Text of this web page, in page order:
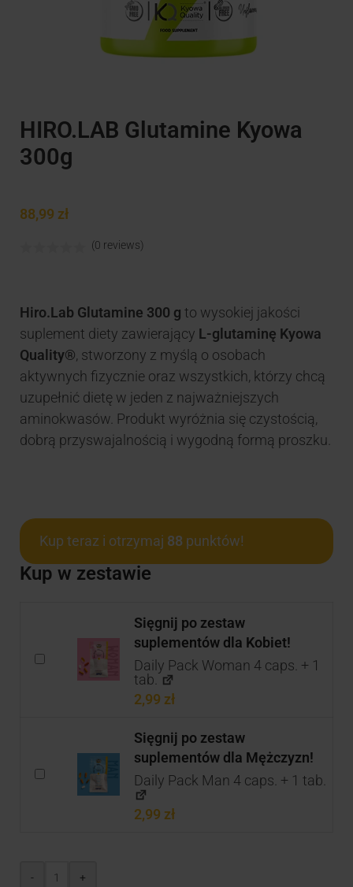
HIRO.LAB Glutamine Kyowa
300g
88,99 zł
(0 reviews)
Hiro.Lab Glutamine 300 g to wysokiej jakości
suplement diety zawierający L-glutaminę Kyowa
Quality®, stworzony z myślą o osobach
aktywnych fizycznie oraz wszystkich, którzy chcą
uzupełnić dietę w jeden z najważniejszych
aminokwasów. Produkt wyróżnia się czystością,
dobrą przyswajalnością i wygodną formą proszku.
Kup teraz i otrzymaj 88 punktów!
Kup w zestawie
Sięgnij po zestaw
suplementów dla Kobiet!
Daily Pack Woman 4 caps. + 1
tab.
2,99 zł
Sięgnij po zestaw
suplementów dla Mężczyzn!
Daily Pack Man 4 caps. + 1 tab.
2,99 zł
- +